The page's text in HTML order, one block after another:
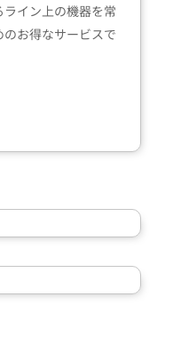
イン上の機器を常
お得なサービスで